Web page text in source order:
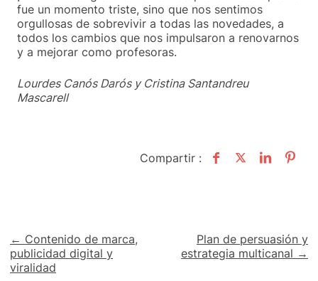
fue un momento triste, sino que nos sentimos
orgullosas de sobrevivir a todas las novedades, a
todos los cambios que nos impulsaron a renovarnos
y a mejorar como profesoras.
Lourdes Canós Darós y Cristina Santandreu
Mascarell
Compartir :
Navegación
de
← Contenido de marca,
publicidad digital y
viralidad
Plan de persuasión y
estrategia multicanal →